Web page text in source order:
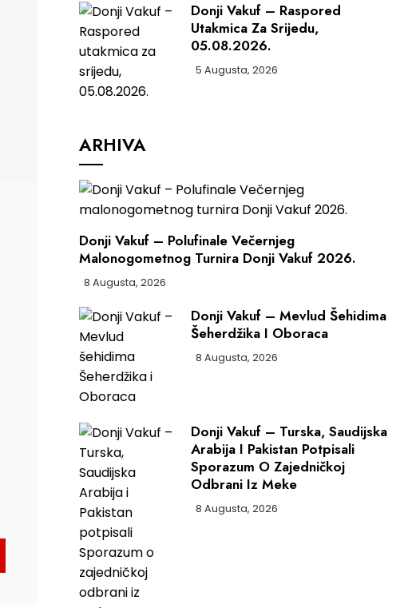
Donji Vakuf – Raspored
Utakmica Za Srijedu,
05.08.2026.
5 Augusta, 2026
ARHIVA
Donji Vakuf – Polufinale Večernjeg
Malonogometnog Turnira Donji Vakuf 2026.
8 Augusta, 2026
Donji Vakuf – Mevlud Šehidima
Šeherdžika I Oboraca
8 Augusta, 2026
Donji Vakuf – Turska, Saudijska
Arabija I Pakistan Potpisali
Sporazum O Zajedničkoj
Odbrani Iz Meke
8 Augusta, 2026